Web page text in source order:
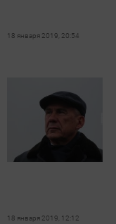
18 января 2019, 20:54
18 января 2019, 12:12